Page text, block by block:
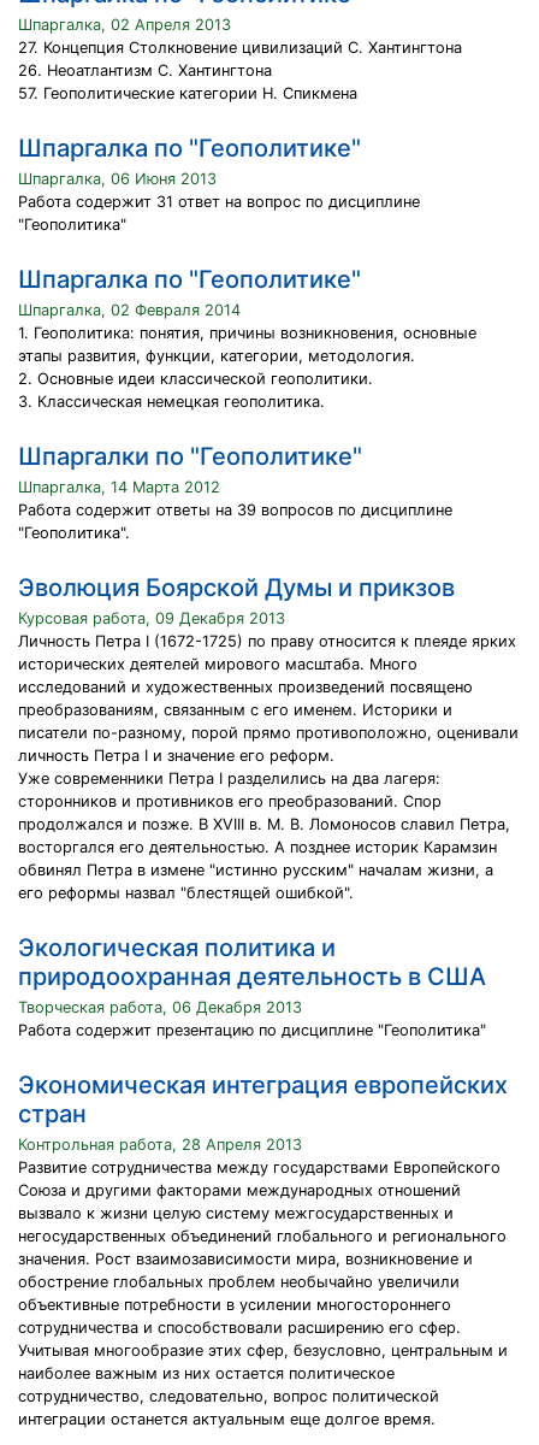
Шпаргалка, 02 Апреля 2013
27. Концепция Столкновение цивилизаций С. Хантингтона
26. Неоатлантизм С. Хантингтона
57. Геополитические категории Н. Спикмена
Шпаргалка по "Геополитике"
Шпаргалка, 06 Июня 2013
Работа содержит 31 ответ на вопрос по дисциплине
"Геополитика"
Шпаргалка по "Геополитике"
Шпаргалка, 02 Февраля 2014
1. Геополитика: понятия, причины возникновения, основные
этапы развития, функции, категории, методология.
2. Основные идеи классической геополитики.
3. Классическая немецкая геополитика.
Шпаргалки по "Геополитике"
Шпаргалка, 14 Марта 2012
Работа содержит ответы на 39 вопросов по дисциплине
"Геополитика".
Эволюция Боярской Думы и прикзов
Курсовая работа, 09 Декабря 2013
Личность Петра I (1672-1725) по праву относится к плеяде ярких
исторических деятелей мирового масштаба. Много
исследований и художественных произведений посвящено
преобразованиям, связанным с его именем. Историки и
писатели по-разному, порой прямо противоположно, оценивали
личность Петра I и значение его реформ.
Уже современники Петра I разделились на два лагеря:
сторонников и противников его преобразований. Спор
продолжался и позже. В XVIII в. М. В. Ломоносов славил Петра,
восторгался его деятельностью. А позднее историк Карамзин
обвинял Петра в измене "истинно русским" началам жизни, а
его реформы назвал "блестящей ошибкой".
Экологическая политика и
природоохранная деятельность в США
Творческая работа, 06 Декабря 2013
Работа содержит презентацию по дисциплине "Геополитика"
Экономическая интеграция европейских
стран
Контрольная работа, 28 Апреля 2013
Развитие сотрудничества между государствами Европейского
Союза и другими факторами международных отношений
вызвало к жизни целую систему межгосударственных и
негосударственных объединений глобального и регионального
значения. Рост взаимозависимости мира, возникновение и
обострение глобальных проблем необычайно увеличили
объективные потребности в усилении многостороннего
сотрудничества и способствовали расширению его сфер.
Учитывая многообразие этих сфер, безусловно, центральным и
наиболее важным из них остается политическое
сотрудничество, следовательно, вопрос политической
интеграции останется актуальным еще долгое время.